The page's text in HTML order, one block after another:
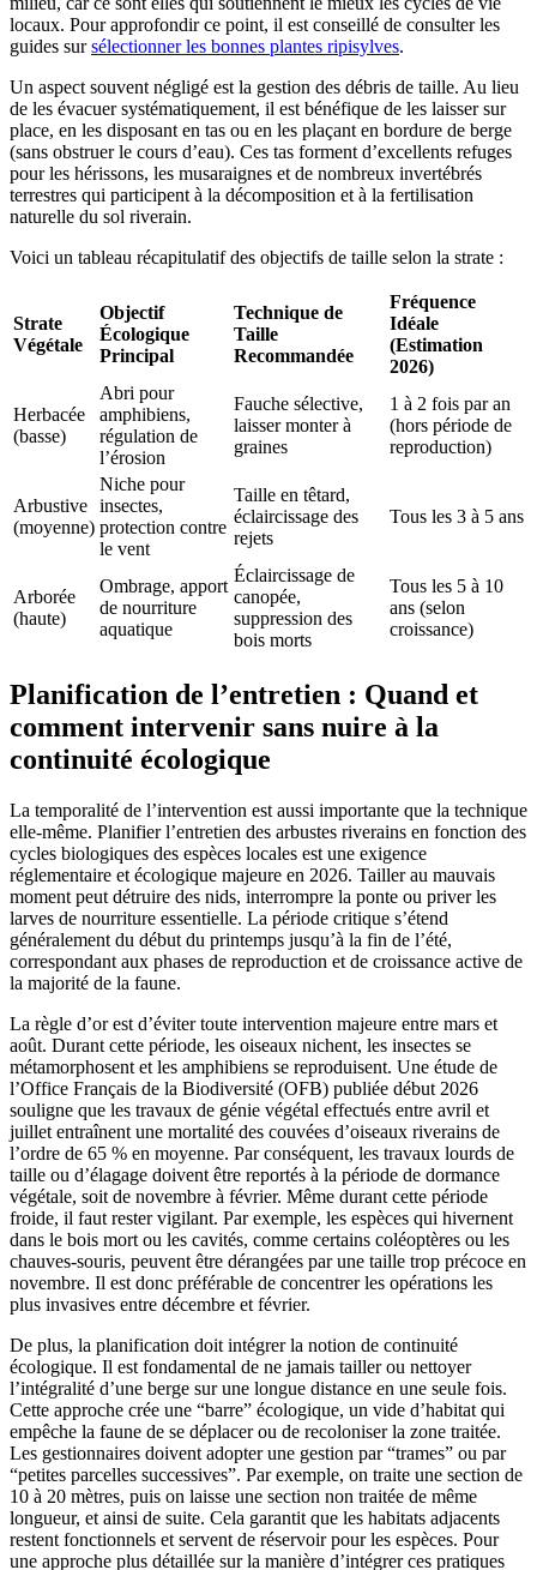
locaux. Pour approfondir ce point, il est conseillé de consulter les
guides sursélectionner les bonnes plantes ripisylves.
Un aspect souvent négligé est la gestion des débris de taille. Au lieu
de les évacuer systématiquement, il est bénéfique de les laisser sur
place, en les disposant en tas ou en les plaçant en bordure de berge
(sans obstruer le cours d’eau). Ces tas forment d’excellents refuges
pour les hérissons, les musaraignes et de nombreux invertébrés
terrestres qui participent à la décomposition et à la fertilisation
naturelle du sol riverain.
Voici un tableau récapitulatif des objectifs de taille selon la strate :
Strate
Végétale
Objectif
Écologique
Principal
Technique de
Taille
Recommandée
Fréquence
Idéale
(Estimation
2026)
Herbacée
(basse)
Abri pour
amphibiens,
régulation de
l’érosion
Fauche sélective,
laisser monter à
graines
1 à 2 fois par an
(hors période de
reproduction)
Arbustive
(moyenne)
Niche pour
insectes,
protection contre
le vent
Taille en têtard,
éclaircissage des
rejets
Tous les 3 à 5 ans
Arborée
(haute)
Ombrage, apport
de nourriture
aquatique
Éclaircissage de
canopée,
suppression des
bois morts
Tous les 5 à 10
ans (selon
croissance)
Planification de l’entretien : Quand et
comment intervenir sans nuire à la
continuité écologique
La temporalité de l’intervention est aussi importante que la technique
elle-même. Planifier l’entretien des arbustes riverains en fonction des
cycles biologiques des espèces locales est une exigence
réglementaire et écologique majeure en 2026. Tailler au mauvais
moment peut détruire des nids, interrompre la ponte ou priver les
larves de nourriture essentielle. La période critique s’étend
généralement du début du printemps jusqu’à la fin de l’été,
correspondant aux phases de reproduction et de croissance active de
la majorité de la faune.
La règle d’or est d’éviter toute intervention majeure entre mars et
août. Durant cette période, les oiseaux nichent, les insectes se
métamorphosent et les amphibiens se reproduisent. Une étude de
l’Office Français de la Biodiversité (OFB) publiée début 2026
souligne que les travaux de génie végétal effectués entre avril et
juillet entraînent une mortalité des couvées d’oiseaux riverains de
l’ordre de 65 % en moyenne. Par conséquent, les travaux lourds de
taille ou d’élagage doivent être reportés à la période de dormance
végétale, soit de novembre à février. Même durant cette période
froide, il faut rester vigilant. Par exemple, les espèces qui hivernent
dans le bois mort ou les cavités, comme certains coléoptères ou les
chauves-souris, peuvent être dérangées par une taille trop précoce en
novembre. Il est donc préférable de concentrer les opérations les
plus invasives entre décembre et février.
De plus, la planification doit intégrer la notion de continuité
écologique. Il est fondamental de ne jamais tailler ou nettoyer
l’intégralité d’une berge sur une longue distance en une seule fois.
Cette approche crée une “barre” écologique, un vide d’habitat qui
empêche la faune de se déplacer ou de recoloniser la zone traitée.
Les gestionnaires doivent adopter une gestion par “trames” ou par
“petites parcelles successives”. Par exemple, on traite une section de
10 à 20 mètres, puis on laisse une section non traitée de même
longueur, et ainsi de suite. Cela garantit que les habitats adjacents
restent fonctionnels et servent de réservoir pour les espèces. Pour
une approche plus détaillée sur la manière d’intégrer ces pratiques